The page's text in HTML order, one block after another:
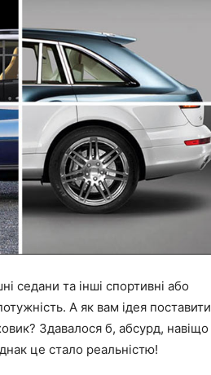
седани та інші спортивні або
А як вам ідея поставити
Здавалося б, абсурд, навіщо
це стало реальністю!